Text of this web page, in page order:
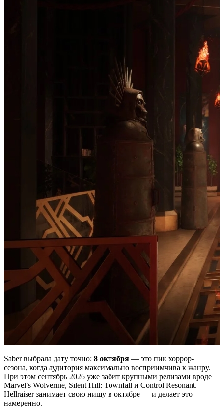
Saber выбрала дату точно: 8 октября — это пик хоррор-
сезона, когда аудитория максимально восприимчива к жанру.
При этом сентябрь 2026 уже забит крупными релизами вроде
Marvel’s Wolverine, Silent Hill: Townfall и Control Resonant.
Hellraiser занимает свою нишу в октябре — и делает это
намеренно.